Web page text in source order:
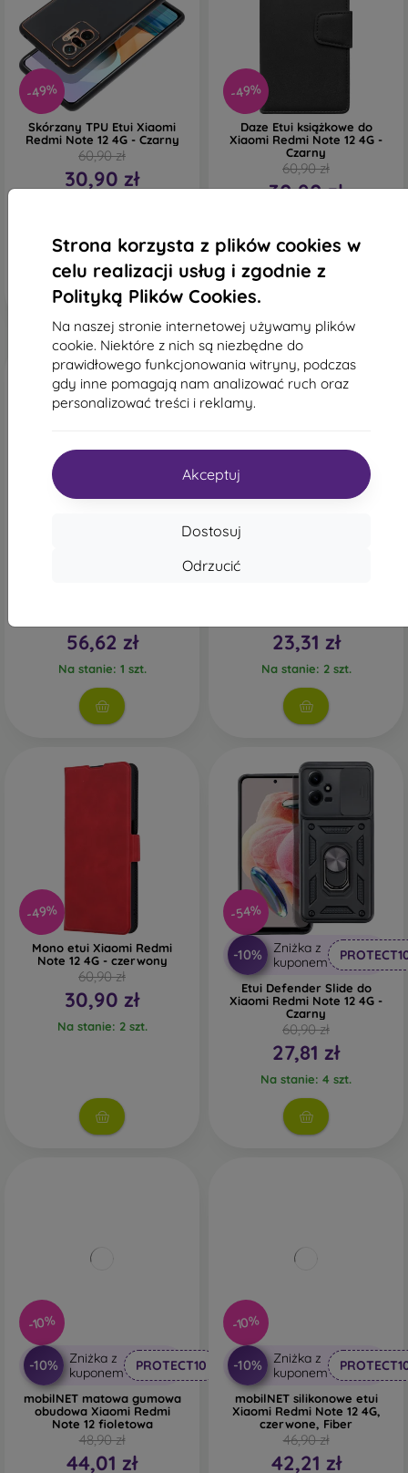
Strona korzysta z plików cookies w
celu realizacji usług i zgodnie z
Polityką Plików Cookies.
Na naszej stronie internetowej używamy plików
cookie. Niektóre z nich są niezbędne do
prawidłowego funkcjonowania witryny, podczas
gdy inne pomagają nam analizować ruch oraz
personalizować treści i reklamy.
Akceptuj
Dostosuj
Odrzucić
-49%
Skórzany TPU Etui Xiaomi
Redmi Note 12 4G - Czarny
60,90 zł
30,90 zł
-49%
Daze Etui książkowe do
Xiaomi Redmi Note 12 4G -
Czarny
60,90 zł
30,90 zł
56,62 zł
Na stanie: 1 szt.
-55%
-10%
23,31 zł
Na stanie: 2 szt.
-49%
Mono etui Xiaomi Redmi
Note 12 4G - czerwony
60,90 zł
30,90 zł
Na stanie: 2 szt.
-54%
-10%
Zniżka z
kuponem
Etui Defender Slide do
Xiaomi Redmi Note 12 4G -
Czarny
60,90 zł
27,81 zł
Na stanie: 4 szt.
-10%
-10%
Zniżka z
kuponem
PROTECT10
mobilNET matowa gumowa
obudowa Xiaomi Redmi
Note 12 fioletowa
48,90 zł
44,01 zł
-10%
-10%
Zniżka z
kuponem
mobilNET silikonowe etui
Xiaomi Redmi Note 12 4G,
czerwone, Fiber
46,90 zł
42,21 zł